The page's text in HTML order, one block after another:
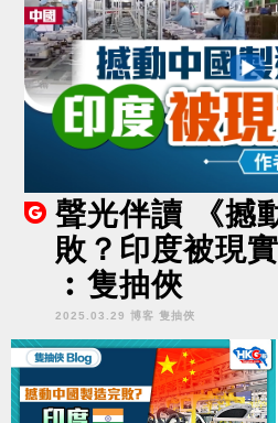
聲光伴讀 《撼
敗？印度被現
︰隻抽俠
2025.03.29 博客 隻抽俠